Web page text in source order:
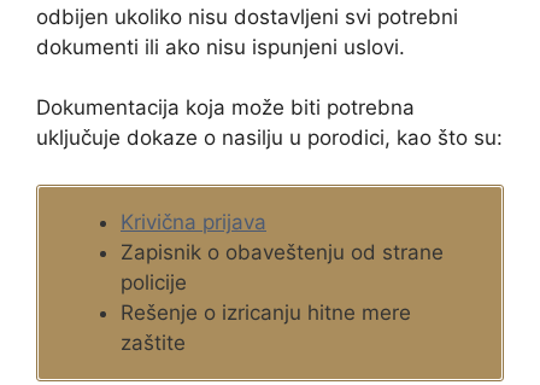
odbijen ukoliko nisu dostavljeni svi potrebni
dokumenti ili ako nisu ispunjeni uslovi.
Dokumentacija koja može biti potrebna
uključuje dokaze o nasilju u porodici, kao što su:
Krivična prijava
Zapisnik o obaveštenju od strane
policije
Rešenje o izricanju hitne mere
zaštite